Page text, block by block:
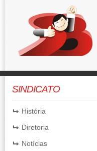
SINDICATO
História
Diretoria
Notícias